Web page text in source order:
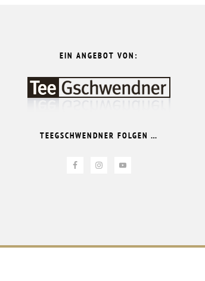
EIN ANGEBOT VON:
TEEGSCHWENDNER FOLGEN …